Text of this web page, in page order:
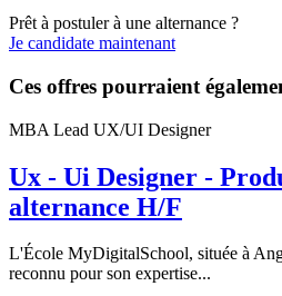
Prêt à postuler à une alternance ?
Je candidate maintenant
Ces offres pourraient
MBA Lead UX/UI Designer
Ux - Ui Designer -
alternance H/F
L'École MyDigitalSchool, située à
reconnu pour son expertise...